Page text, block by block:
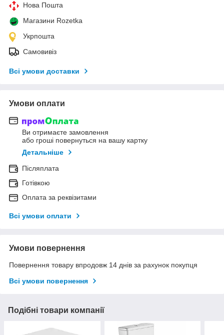
Нова Пошта
Магазини Rozetka
Укрпошта
Самовивіз
Всі умови доставки
Умови оплати
Ви отримаєте замовлення
або гроші повернуться на вашу картку
Детальніше
Післяплата
Готівкою
Оплата за реквізитами
Всі умови оплати
Умови повернення
Повернення товару впродовж 14 днів за рахунок покупця
Всі умови повернення
Подібні товари компанії